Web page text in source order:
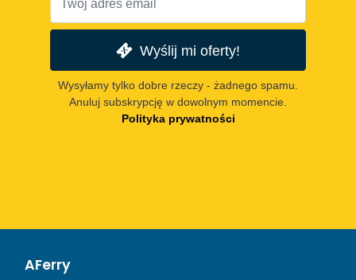
Wyślij mi oferty!
Wysyłamy tylko dobre rzeczy - żadnego spamu.
Anuluj subskrypcję w dowolnym momencie.
Polityka prywatności
AFerry